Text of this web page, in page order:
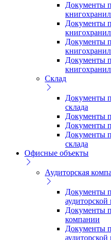
Документы
Документы
Документы
Документы
Склад
Документы
склада
Документы
Документы
Документы
склада
Офисные объекты
Аудиторская
Документы
Документы
компании
Документы